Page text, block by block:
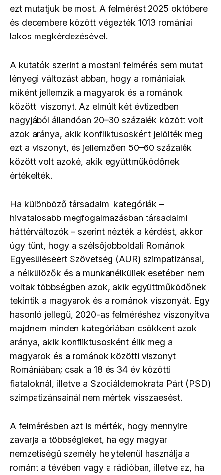
ezt mutatjuk be most. A felmérést 2025 októbere
és decembere között végezték 1013 romániai
lakos megkérdezésével.
A kutatók szerint a mostani felmérés sem mutat
lényegi változást abban, hogy a romániaiak
miként jellemzik a magyarok és a románok
közötti viszonyt. Az elmúlt két évtizedben
nagyjából állandóan 20–30 százalék között volt
azok aránya, akik konfliktusosként jelölték meg
ezt a viszonyt, és jellemzően 50–60 százalék
között volt azoké, akik együttműködőnek
értékelték.
Ha különböző társadalmi kategóriák –
hivatalosabb megfogalmazásban társadalmi
háttérváltozók – szerint nézték a kérdést, akkor
úgy tűnt, hogy a szélsőjobboldali Románok
Egyesüléséért Szövetség (AUR) szimpatizánsai,
a nélkülözők és a munkanélküliek esetében nem
voltak többségben azok, akik együttműködőnek
tekintik a magyarok és a románok viszonyát. Egy
hasonló jellegű, 2020-as felméréshez viszonyítva
majdnem minden kategóriában csökkent azok
aránya, akik konfliktusosként élik meg a
magyarok és a románok közötti viszonyt
Romániában; csak a 18 és 34 év közötti
fiataloknál, illetve a Szociáldemokrata Párt (PSD)
szimpatizánsainál nem mértek visszaesést.
A felmérésben azt is mérték, hogy mennyire
zavarja a többségieket, ha egy magyar
nemzetiségű személy helytelenül használja a
románt a tévében vagy a rádióban, illetve az, ha